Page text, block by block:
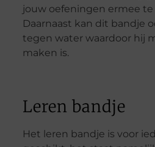
jouw oefeningen ermee
Daarnaast kan dit bandje
tegen water waardoor hij
maken is.
Leren bandje
Het leren bandje is voor